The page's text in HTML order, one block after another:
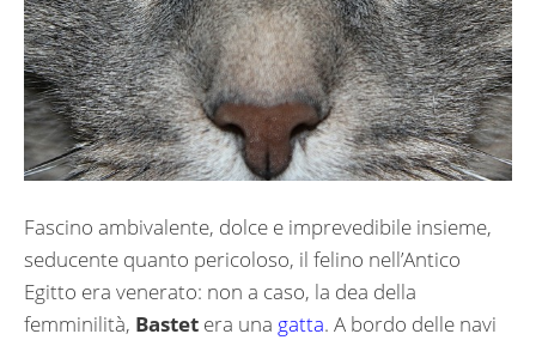
Fascino ambivalente, dolce e imprevedibile insieme,
seducente quanto pericoloso, il felino nell’Antico
Egitto era venerato: non a caso, la dea della
femminilità, Bastet era una gatta. A bordo delle navi